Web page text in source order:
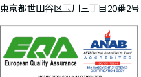
東京都世田谷区玉川三丁目20番2号